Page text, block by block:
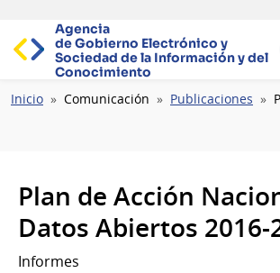
Agencia
de Gobierno Electrónico y
Sociedad de la Información y del
Conocimiento
Ruta
Inicio Comunicación Publicaciones
Plan de Acción
Datos Abiertos 2016-
Informes